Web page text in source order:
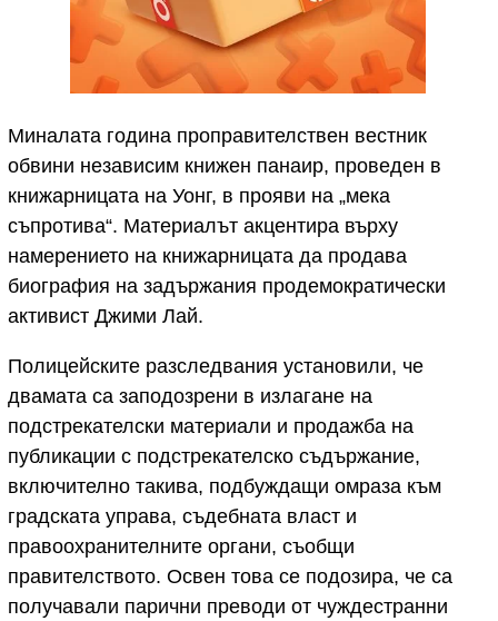
Миналата година проправителствен вестник
обвини независим книжен панаир, проведен в
книжарницата на Уонг, в прояви на „мека
съпротива“. Материалът акцентира върху
намерението на книжарницата да продава
биография на задържания продемократически
активист Джими Лай.
Полицейските разследвания установили, че
двамата са заподозрени в излагане на
подстрекателски материали и продажба на
публикации с подстрекателско съдържание,
включително такива, подбуждащи омраза към
градската управа, съдебната власт и
правоохранителните органи, съобщи
правителството. Освен това се подозира, че са
получавали парични преводи от чуждестранни